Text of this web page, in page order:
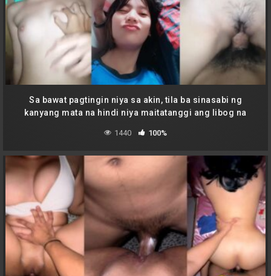
Sa bawat pagtingin niya sa akin, tila ba sinasabi ng
kanyang mata na hindi niya maitatanggi ang libog na
nagkatagpo ang ating mga labi?
1440 100%